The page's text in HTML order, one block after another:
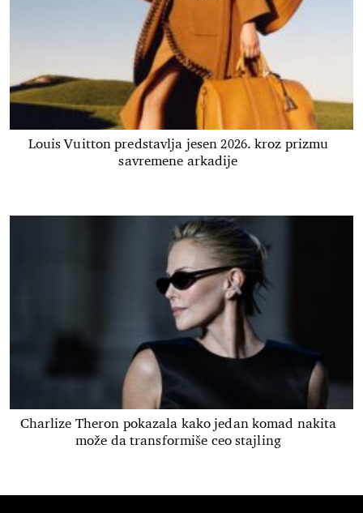
Louis Vuitton predstavlja jesen 2026. kroz prizmu
savremene arkadije
Charlize Theron pokazala kako jedan komad nakita
može da transformiše ceo stajling